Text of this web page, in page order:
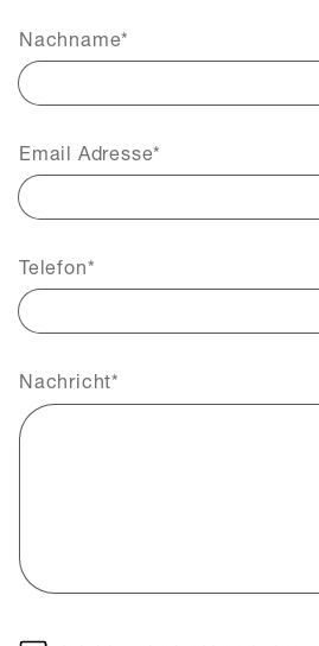
Nachname
Email Adresse
Telefon
Nachricht